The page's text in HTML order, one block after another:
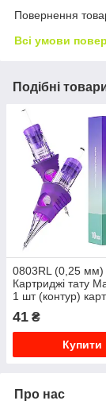
Повернення
Всі умови
Подібні
0803RL (0,25 мм)
Картриджі тату
​​1 шт (контур)
41 ₴
Купити
Про нас